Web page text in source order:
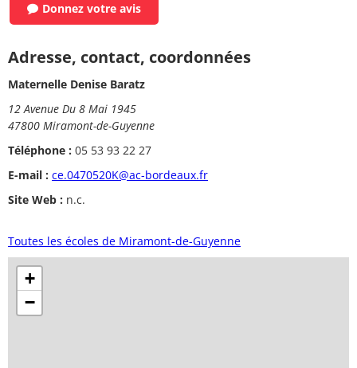
Donnez votre avis
Adresse, contact, coordonnées
Maternelle Denise Baratz
12 Avenue Du 8 Mai 1945
47800 Miramont-de-Guyenne
Téléphone : 05 53 93 22 27
E-mail : ce.0470520K@ac-bordeaux.fr
Site Web : n.c.
Toutes les écoles de Miramont-de-Guyenne
+
−